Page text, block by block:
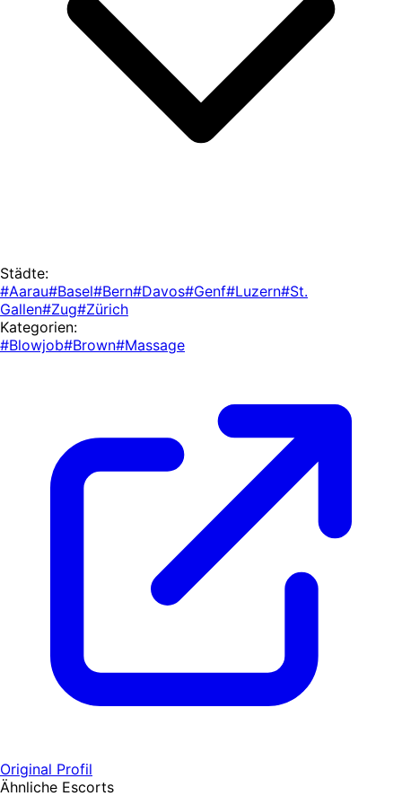
Städte:
#Aarau#Basel#Bern#Davos#Genf#Luzern#St.
Gallen#Zug#Zürich
Kategorien:
#Blowjob#Brown#Massage
Original Profil
Ähnliche Escorts